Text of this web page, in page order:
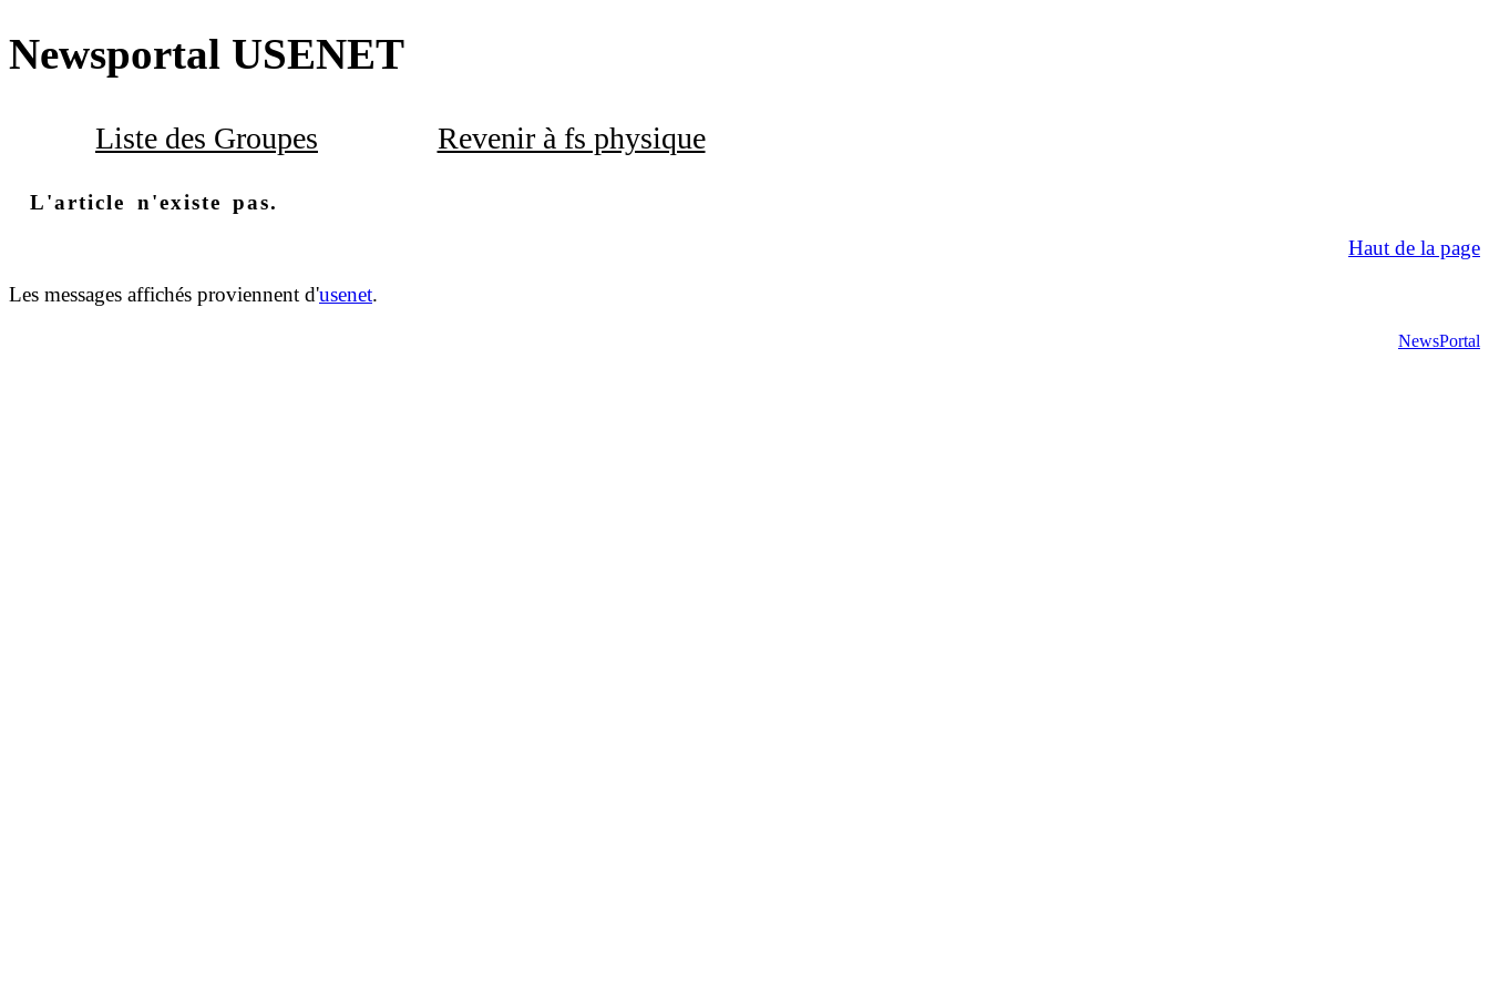
Newsportal USENET
Liste des Groupes Revenir à fs physique
L'article n'existe pas.
Haut de la page
Les messages affichés proviennent d'usenet.
NewsPortal